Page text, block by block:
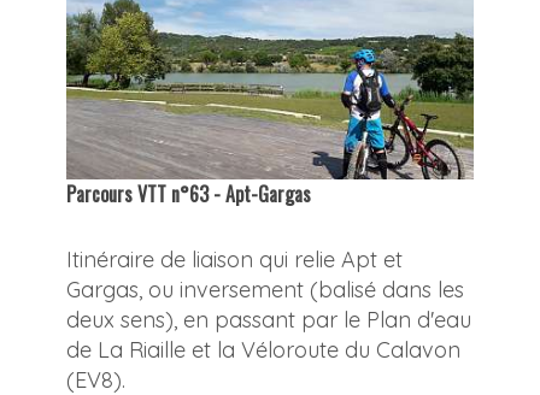
Parcours VTT n°63 - Apt-Gargas
Itinéraire de liaison qui relie Apt et
Gargas, ou inversement (balisé dans les
deux sens), en passant par le Plan d'eau
de La Riaille et la Véloroute du Calavon
(EV8).